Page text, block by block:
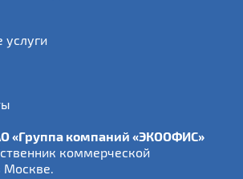
услуги
«Группа компаний «ЭКООФИС»
коммерческой
Москве.